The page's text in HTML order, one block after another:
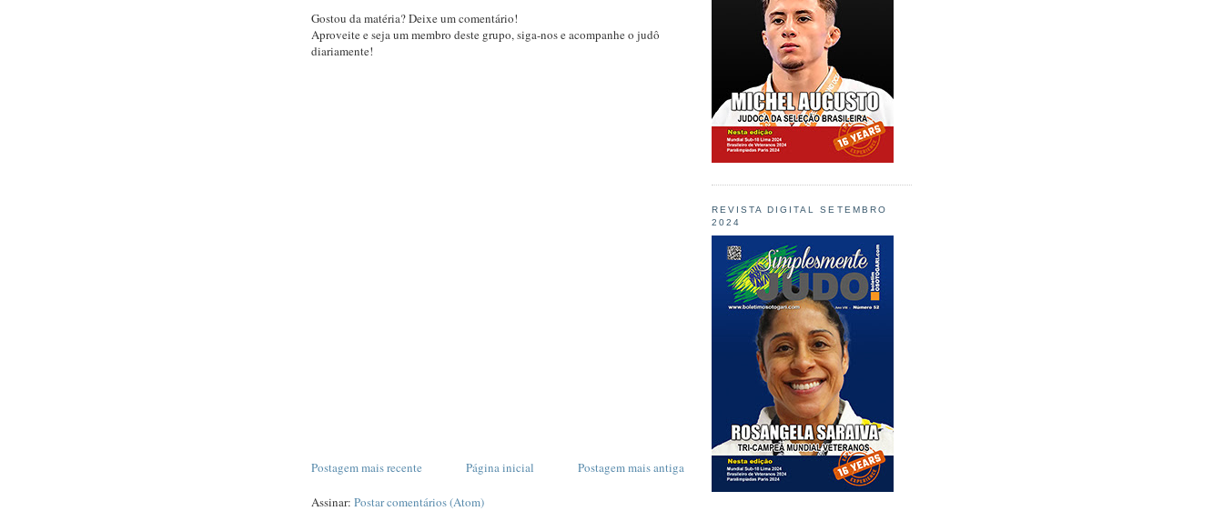
Gostou da matéria? Deixe um comentário!
Aproveite e seja um membro deste grupo, siga-nos e acompanhe o judô
diariamente!
Postagem mais recente Postagem mais antiga
Página inicial
Assinar: Postar comentários (Atom)
REVISTA DIGITAL SETEMBRO
2024